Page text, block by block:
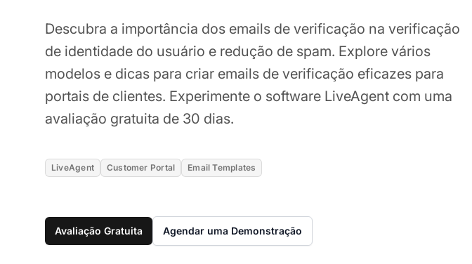
Descubra a importância dos emails de verificação na verificação
de identidade do usuário e redução de spam. Explore vários
modelos e dicas para criar emails de verificação eficazes para
portais de clientes. Experimente o software LiveAgent com uma
avaliação gratuita de 30 dias.
LiveAgent Customer Portal Email Templates
Avaliação Gratuita Agendar uma Demonstração